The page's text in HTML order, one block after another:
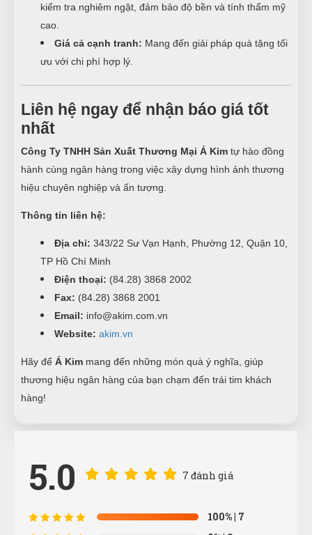
kiểm tra nghiêm ngặt, đảm bảo độ bền và tính thẩm mỹ
cao.
Giá cả cạnh tranh: Mang đến giải pháp quà tặng tối
ưu với chi phí hợp lý.
Liên hệ ngay để nhận báo giá tốt
nhất
Công Ty TNHH Sản Xuất Thương Mại Á Kim tự hào đồng
hành cùng ngân hàng trong việc xây dựng hình ảnh thương
hiệu chuyên nghiệp và ấn tượng.
Thông tin liên hệ:
Địa chỉ: 343/22 Sư Vạn Hạnh, Phường 12, Quận 10,
TP Hồ Chí Minh
Điện thoại: (84.28) 3868 2002
Fax: (84.28) 3868 2001
Email: info@akim.com.vn
Website: akim.vn
Hãy để Á Kim mang đến những món quà ý nghĩa, giúp
thương hiệu ngân hàng của bạn chạm đến trái tim khách
hàng!
5.0 7 đánh giá
100%| 7
(Đánh giá 1 năm trước)